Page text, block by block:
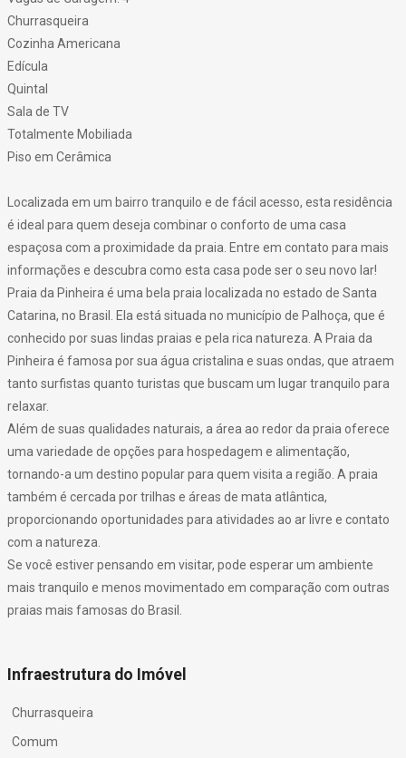
Churrasqueira
Cozinha Americana
Edícula
Quintal
Sala de TV
Totalmente Mobiliada
Piso em Cerâmica
Localizada em um bairro tranquilo e de fácil acesso, esta residência
é ideal para quem deseja combinar o conforto de uma casa
espaçosa com a proximidade da praia. Entre em contato para mais
informações e descubra como esta casa pode ser o seu novo lar!
Praia da Pinheira é uma bela praia localizada no estado de Santa
Catarina, no Brasil. Ela está situada no município de Palhoça, que é
conhecido por suas lindas praias e pela rica natureza. A Praia da
Pinheira é famosa por sua água cristalina e suas ondas, que atraem
tanto surfistas quanto turistas que buscam um lugar tranquilo para
relaxar.
Além de suas qualidades naturais, a área ao redor da praia oferece
uma variedade de opções para hospedagem e alimentação,
tornando-a um destino popular para quem visita a região. A praia
também é cercada por trilhas e áreas de mata atlântica,
proporcionando oportunidades para atividades ao ar livre e contato
com a natureza.
Se você estiver pensando em visitar, pode esperar um ambiente
mais tranquilo e menos movimentado em comparação com outras
praias mais famosas do Brasil.
Infraestrutura do Imóvel
Churrasqueira
Comum